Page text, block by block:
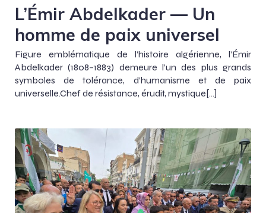
L’Émir Abdelkader — Un
homme de paix universel
Figure emblématique de l’histoire algérienne, l’Émir
Abdelkader (1808–1883) demeure l’un des plus grands
symboles de tolérance, d’humanisme et de paix
universelle.Chef de résistance, érudit, mystique[…]